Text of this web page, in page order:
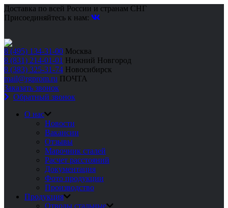
Доставка по всей России и странам СНГ
Присоединяйтесь к нам:
8 (495) 134-31-00 Москва
8 (831) 214-01-01 Нижний Новгород
8 (383) 325-31-74 Новосибирск
mail@rgprom.ru ПОЧТА
Заказать звонок
Обратный звонок
О нас
Новости
Вакансии
Отзывы
Марочник сталей
Расчет расстояний
Документация
Фото продукции
Производство
Продукция
Отводы стальные